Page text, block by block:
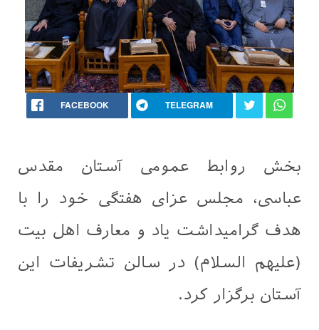
FACEBOOK TELEGRAM
بخش روابط عمومی آستان مقدس
عباسی، مجلس عزای هفتگی خود را با
هدف گرامیداشت یاد و معارف اهل‌ بیت
(علیهم السلام) در سالن تشریفات این
آستان برگزار کرد.